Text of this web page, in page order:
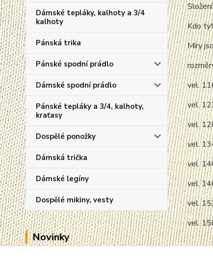
Dámské tepláky, kalhoty a 3/4
kalhoty
Pánská trika
Pánské spodní prádlo
Dámské spodní prádlo
Pánské tepláky a 3/4, kalhoty,
kraťasy
Dospělé ponožky
Dámská trička
Dámské legíny
Dospělé mikiny, vesty
Novinky
Kdo
Míry
vel.
vel.
vel.
vel.
vel.
vel.
vel.
vel.